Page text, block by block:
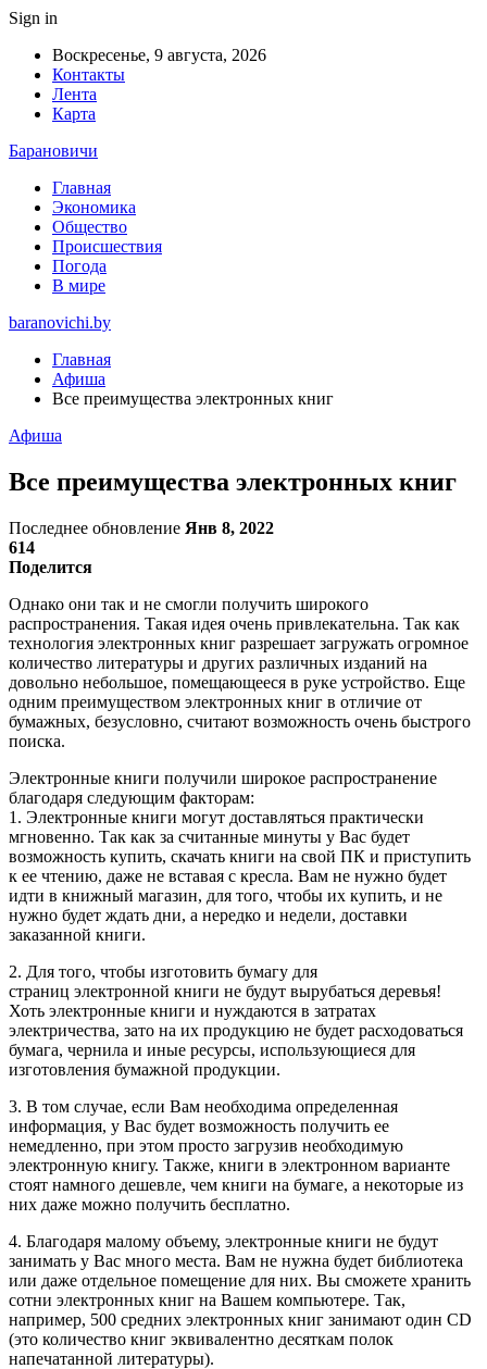
Sign in
Воскресенье, 9 августа, 2026
Контакты
Лента
Карта
Барановичи
Главная
Экономика
Общество
Происшествия
Погода
В мире
baranovichi.by
Главная
Афиша
Все преимущества электронных книг
Афиша
Все преимущества электронных книг
Последнее обновление Янв 8, 2022
614
Поделится
Однако они так и не смогли получить широкого
распространения. Такая идея очень привлекательна. Так как
технология электронных книг разрешает загружать огромное
количество литературы и других различных изданий на
довольно небольшое, помещающееся в руке устройство. Еще
одним преимуществом электронных книг в отличие от
бумажных, безусловно, считают возможность очень быстрого
поиска.
Электронные книги получили широкое распространение
благодаря следующим факторам:
1. Электронные книги могут доставляться практически
мгновенно. Так как за считанные минуты у Вас будет
возможность купить, скачать книги на свой ПК и приступить
к ее чтению, даже не вставая с кресла. Вам не нужно будет
идти в книжный магазин, для того, чтобы их купить, и не
нужно будет ждать дни, а нередко и недели, доставки
заказанной книги.
2. Для того, чтобы изготовить бумагу для
страниц электронной книги не будут вырубаться деревья!
Хоть электронные книги и нуждаются в затратах
электричества, зато на их продукцию не будет расходоваться
бумага, чернила и иные ресурсы, использующиеся для
изготовления бумажной продукции.
3. В том случае, если Вам необходима определенная
информация, у Вас будет возможность получить ее
немедленно, при этом просто загрузив необходимую
электронную книгу. Также, книги в электронном варианте
стоят намного дешевле, чем книги на бумаге, а некоторые из
них даже можно получить бесплатно.
4. Благодаря малому объему, электронные книги не будут
занимать у Вас много места. Вам не нужна будет библиотека
или даже отдельное помещение для них. Вы сможете хранить
сотни электронных книг на Вашем компьютере. Так,
например, 500 средних электронных книг занимают один CD
(это количество книг эквивалентно десяткам полок
напечатанной литературы).